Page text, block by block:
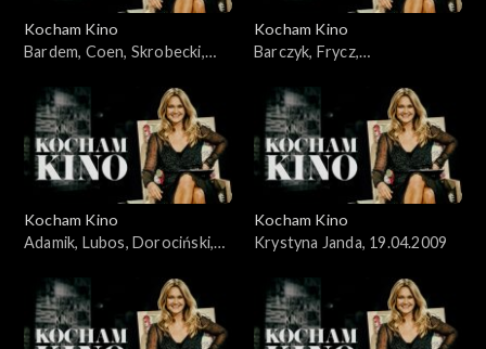
Kocham Kino
Bardem, Coen, Skrobecki,
Kocham Kino
Barczyk, Frycz,
04.11.2008
Kocham Kino
Adamik, Lubos, Dorociński,
Kocham Kino
Krystyna Janda, 19.04.2009